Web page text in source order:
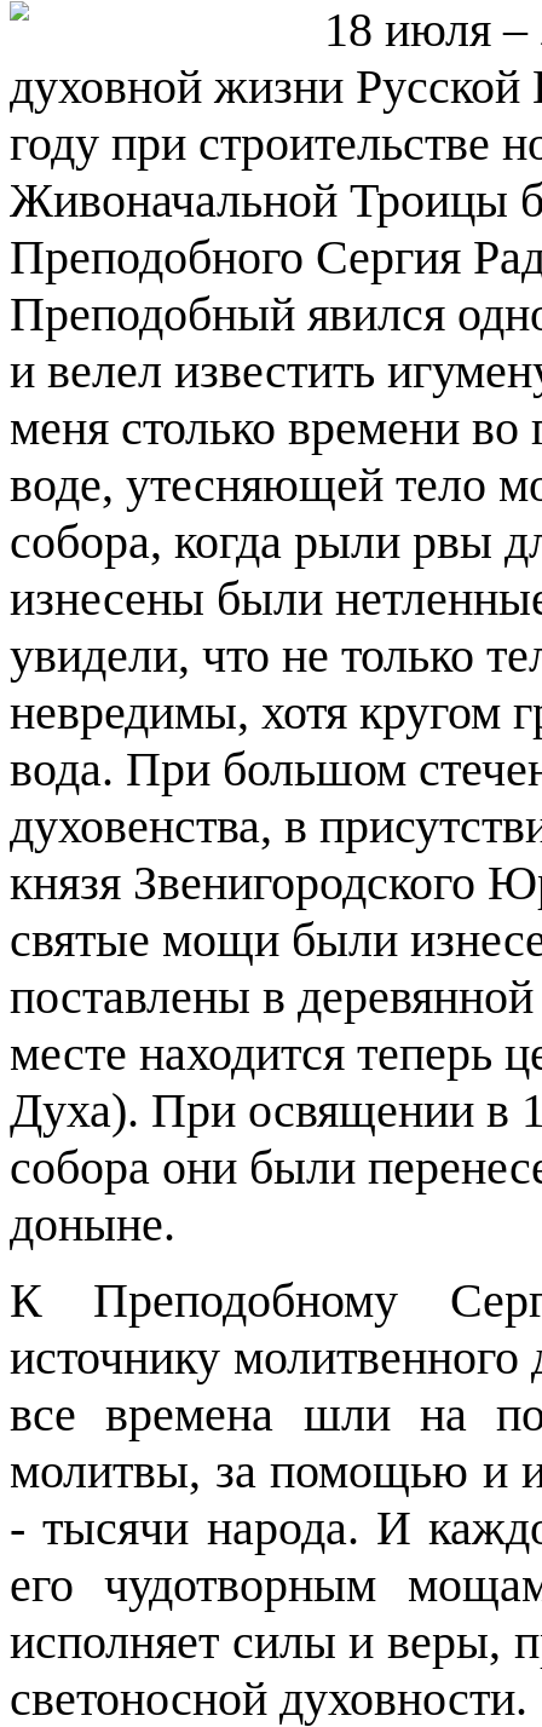
18 июля –
духовной жизни Русской
году при строительстве
Живоначальной Троицы
Преподобного Сергия
Преподобный явился
и велел известить
меня столько времени во
воде, утесняющей тело
собора, когда рыли рвы
изнесены были
увидели, что не только
невредимы, хотя кругом
вода. При большом
духовенства, в
князя Звенигородского
святые мощи были
поставлены в
месте находится теперь
Духа). При освящении в
собора они были
доныне.
К Преподобному
источнику молитвенного
все времена шли на
молитвы, за помощью и
- тысячи народа. И
его чудотворным
исполняет силы и веры,
светоносной духовности.